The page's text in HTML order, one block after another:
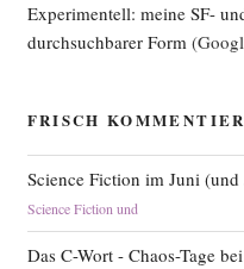
Experimentell: meine SF-
durchsuchbarer Form
FRISCH
Science Fiction im Juni
Science Fiction und
Das C-Wort - Chaos-Tage